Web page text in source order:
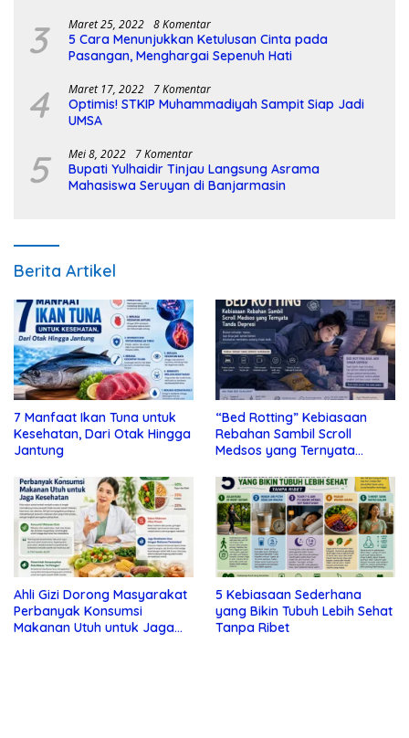
3 Maret 25, 2022 8 Komentar
5 Cara Menunjukkan Ketulusan Cinta pada
Pasangan, Menghargai Sepenuh Hati
4 Maret 17, 2022 7 Komentar
Optimis! STKIP Muhammadiyah Sampit Siap Jadi
UMSA
5 Mei 8, 2022 7 Komentar
Bupati Yulhaidir Tinjau Langsung Asrama
Mahasiswa Seruyan di Banjarmasin
Berita Artikel
7 Manfaat Ikan Tuna untuk
Kesehatan, Dari Otak Hingga
Jantung
“Bed Rotting” Kebiasaan
Rebahan Sambil Scroll
Medsos yang Ternyata
Ahli Gizi Dorong Masyarakat
Perbanyak Konsumsi
Makanan Utuh untuk Jaga
5 Kebiasaan Sederhana
yang Bikin Tubuh Lebih Sehat
Tanpa Ribet